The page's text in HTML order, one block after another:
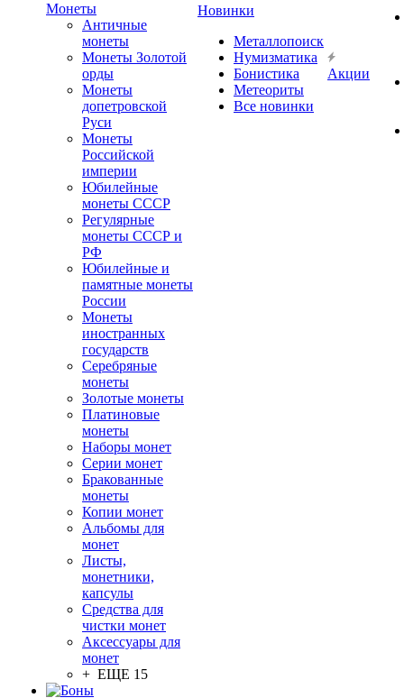
Монеты
Античные
монеты
Монеты Золотой
орды
Монеты
допетровской
Руси
Монеты
Российской
империи
Юбилейные
монеты СССР
Регулярные
монеты СССР и
РФ
Юбилейные и
памятные монеты
России
Монеты
иностранных
государств
Серебряные
монеты
Золотые монеты
Платиновые
монеты
Наборы монет
Серии монет
Бракованные
монеты
Копии монет
Альбомы для
монет
Листы,
монетники,
капсулы
Средства для
чистки монет
Аксессуары для
монет
+ ЕЩЕ 15
Новинки
Металлопоиск
Нумизматика
Бонистика
Метеориты
Все новинки
Акции